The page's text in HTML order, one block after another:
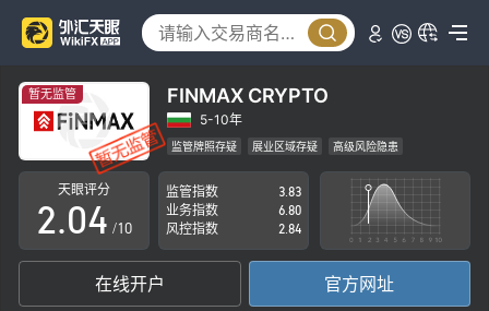
暂无监管 FINMAX CRYPTO
5-10年
监管牌照存疑 展业区域存疑 高级风险隐患
天眼评分
0
1
2
3
.0
1
0
1
2
3
4
5
/10
监管指数
3.83
业务指数
6.80
风控指数
2.84
在线开户 官方网址